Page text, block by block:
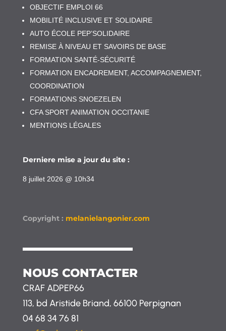
OBJECTIF EMPLOI 66
MOBILITÉ INCLUSIVE ET SOLIDAIRE
AUTO ÉCOLE PEP’SOLIDAIRE
REMISE À NIVEAU ET SAVOIRS DE BASE
FORMATION SANTÉ-SÉCURITÉ
FORMATION ENCADREMENT, ACCOMPAGNEMENT,
COORDINATION
FORMATIONS SNOEZELEN
CFA SPORT ANIMATION OCCITANIE
MENTIONS LÉGALES
Derniere mise a jour du site :
8 juillet 2026 @ 10h34
Copyright : melanielangonier.com
NOUS CONTACTER
CRAF ADPEP66
113, bd Aristide Briand, 66100 Perpignan
04 68 34 76 81